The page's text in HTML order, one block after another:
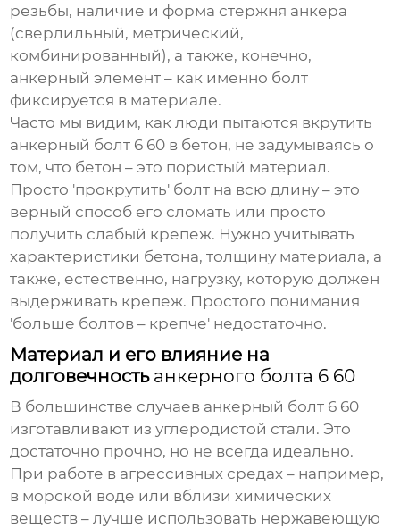
резьбы, наличие и форма стержня анкера
(сверлильный, метрический,
комбинированный), а также, конечно,
анкерный элемент – как именно болт
фиксируется в материале.
Часто мы видим, как люди пытаются вкрутить
анкерный болт 6 60 в бетон, не задумываясь о
том, что бетон – это пористый материал.
Просто 'прокрутить' болт на всю длину – это
верный способ его сломать или просто
получить слабый крепеж. Нужно учитывать
характеристики бетона, толщину материала, а
также, естественно, нагрузку, которую должен
выдерживать крепеж. Простого понимания
'больше болтов – крепче' недостаточно.
Материал и его влияние на
долговечность анкерного болта 6 60
В большинстве случаев анкерный болт 6 60
изготавливают из углеродистой стали. Это
достаточно прочно, но не всегда идеально.
При работе в агрессивных средах – например,
в морской воде или вблизи химических
веществ – лучше использовать нержавеющую